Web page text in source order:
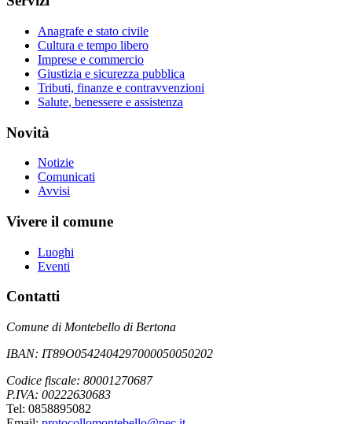
Anagrafe e stato civile
Cultura e tempo libero
Imprese e commercio
Giustizia e sicurezza pubblica
Tributi, finanze e contravvenzioni
Salute, benessere e assistenza
Novità
Notizie
Comunicati
Avvisi
Vivere il comune
Luoghi
Eventi
Contatti
Comune di Montebello di Bertona
IBAN: IT89O0542404297000050050202
Codice fiscale: 80001270687
P.IVA: 00222630683
Tel: 0858895082